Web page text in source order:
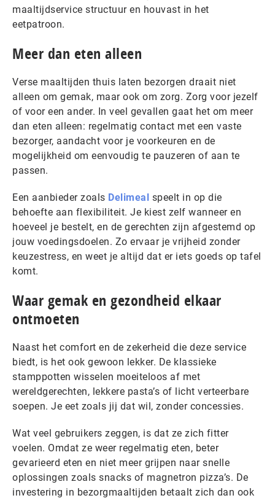
maaltijdservice structuur en houvast in het
eetpatroon.
Meer dan eten alleen
Verse maaltijden thuis laten bezorgen draait niet
alleen om gemak, maar ook om zorg. Zorg voor jezelf
of voor een ander. In veel gevallen gaat het om meer
dan eten alleen: regelmatig contact met een vaste
bezorger, aandacht voor je voorkeuren en de
mogelijkheid om eenvoudig te pauzeren of aan te
passen.
Een aanbieder zoals Delimeal speelt in op die
behoefte aan flexibiliteit. Je kiest zelf wanneer en
hoeveel je bestelt, en de gerechten zijn afgestemd op
jouw voedingsdoelen. Zo ervaar je vrijheid zonder
keuzestress, en weet je altijd dat er iets goeds op tafel
komt.
Waar gemak en gezondheid elkaar
ontmoeten
Naast het comfort en de zekerheid die deze service
biedt, is het ook gewoon lekker. De klassieke
stamppotten wisselen moeiteloos af met
wereldgerechten, lekkere pasta’s of licht verteerbare
soepen. Je eet zoals jij dat wil, zonder concessies.
Wat veel gebruikers zeggen, is dat ze zich fitter
voelen. Omdat ze weer regelmatig eten, beter
gevarieerd eten en niet meer grijpen naar snelle
oplossingen zoals snacks of magnetron pizza’s. De
investering in bezorgmaaltijden betaalt zich dan ook